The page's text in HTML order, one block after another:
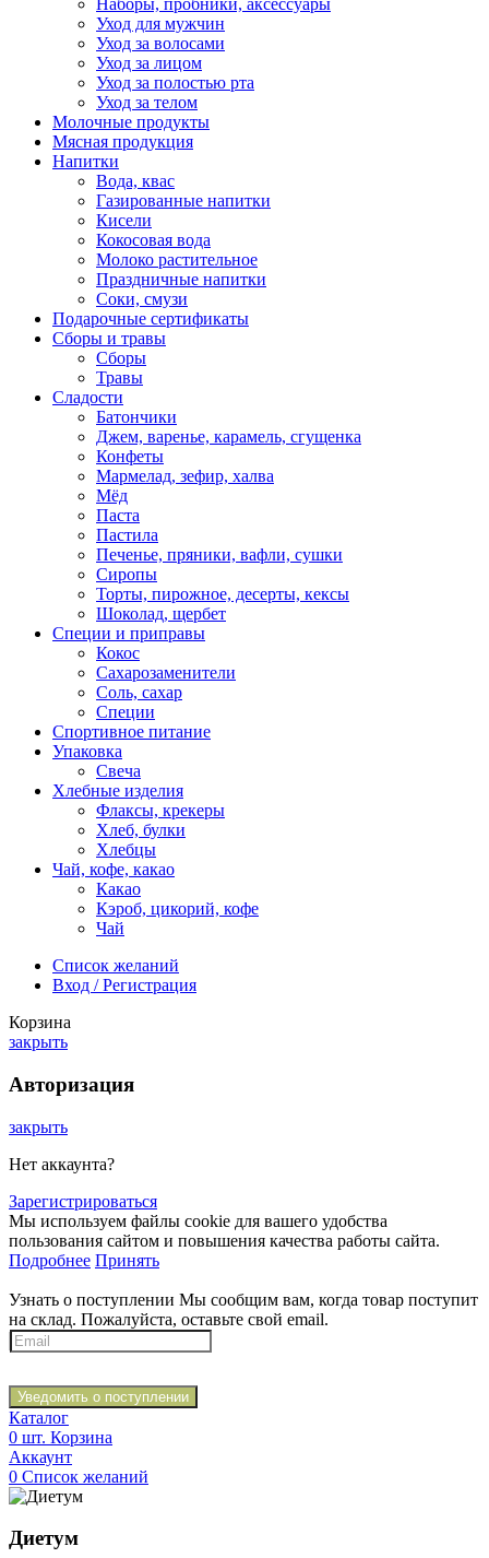
Наборы, пробники, аксессуары
Уход для мужчин
Уход за волосами
Уход за лицом
Уход за полостью рта
Уход за телом
Молочные продукты
Мясная продукция
Напитки
Вода, квас
Газированные напитки
Кисели
Кокосовая вода
Молоко растительное
Праздничные напитки
Соки, смузи
Подарочные сертификаты
Сборы и травы
Сборы
Травы
Сладости
Батончики
Джем, варенье, карамель, сгущенка
Конфеты
Мармелад, зефир, халва
Мёд
Паста
Пастила
Печенье, пряники, вафли, сушки
Сиропы
Торты, пирожное, десерты, кексы
Шоколад, щербет
Специи и приправы
Кокос
Сахарозаменители
Соль, сахар
Специи
Спортивное питание
Упаковка
Свеча
Хлебные изделия
Флаксы, крекеры
Хлеб, булки
Хлебцы
Чай, кофе, какао
Какао
Кэроб, цикорий, кофе
Чай
Список желаний
Вход / Регистрация
Корзина
закрыть
Авторизация
закрыть
Нет аккаунта?
Зарегистрироваться
Мы используем файлы cookie для вашего удобства
пользования сайтом и повышения качества работы сайта.
Подробнее Принять
Узнать о поступлении Мы сообщим вам, когда товар поступит
на склад. Пожалуйста, оставьте свой email.
Уведомить о поступлении
Каталог
0 шт. Корзина
Аккаунт
0 Список желаний
Диетум